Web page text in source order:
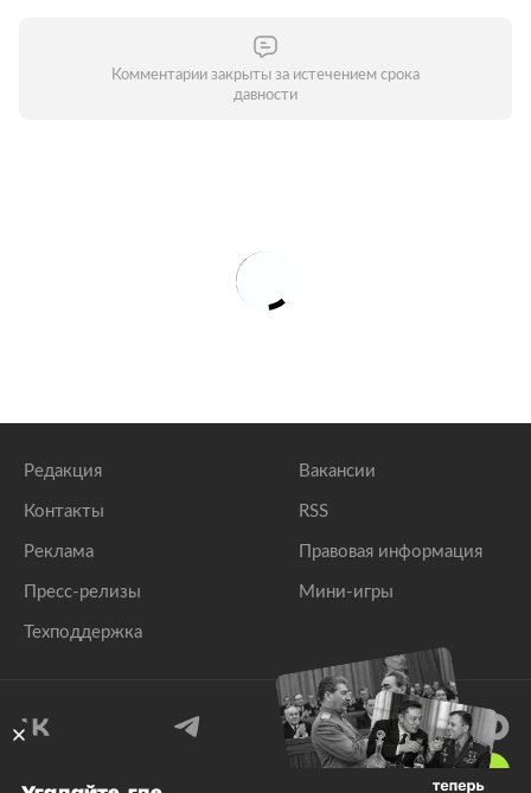
Комментарии закрыты за истечением срока
давности
Редакция
Контакты
Реклама
Пресс-релизы
Техподдержка
Вакансии
RSS
Правовая информация
Мини-игры